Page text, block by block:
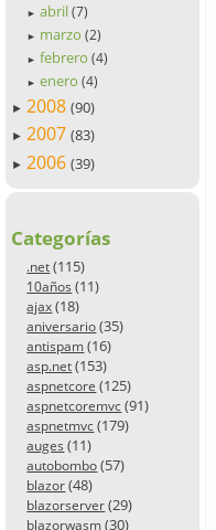
► abril (7)
► marzo (2)
► febrero (4)
► enero (4)
► 2008 (90)
► 2007 (83)
► 2006 (39)
Categorías
.net (115)
10años (11)
ajax (18)
aniversario (35)
antispam (16)
asp.net (153)
aspnetcore (125)
aspnetcoremvc (91)
aspnetmvc (179)
auges (11)
autobombo (57)
blazor (48)
blazorserver (29)
blazorwasm (30)